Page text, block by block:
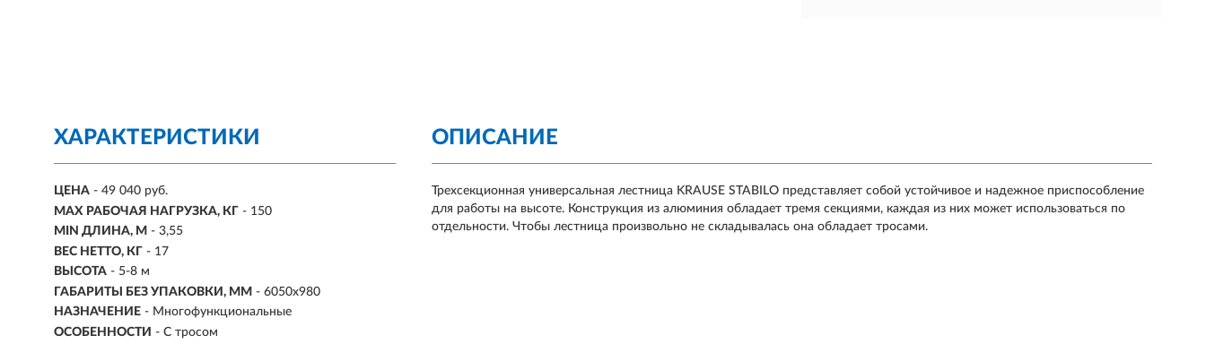
ХАРАКТЕРИСТИКИ
ЦЕНА - 49 040 руб.
MAX РАБОЧАЯ НАГРУЗКА, КГ - 150
MIN ДЛИНА, М - 3,55
ВЕС НЕТТО, КГ - 17
ВЫСОТА - 5-8 м
ГАБАРИТЫ БЕЗ УПАКОВКИ, ММ - 6050х980
НАЗНАЧЕНИЕ - Многофункциональные
ОСОБЕННОСТИ - С тросом
ОПИСАНИЕ
Трехсекционная универсальная лестница KRAUSE STABILO представляет собой устойчивое и надежное приспособление
для работы на высоте. Конструкция из алюминия обладает тремя секциями, каждая из них может использоваться по
отдельности. Чтобы лестница произвольно не складывалась она обладает тросами.